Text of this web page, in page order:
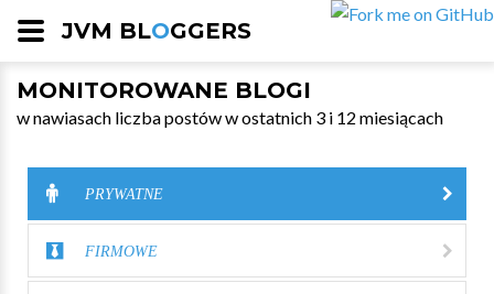
JVM BLOGGERS
MONITOROWANE BLOGI
w nawiasach liczba postów w ostatnich 3 i 12 miesiącach
PRYWATNE
FIRMOWE